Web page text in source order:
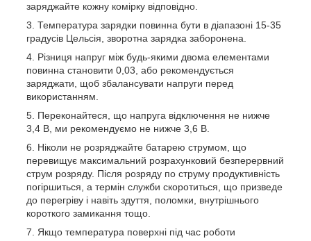
заряджайте кожну комірку відповідно.
Температура зарядки повинна бути в діапазоні 15-35
градусів Цельсія, зворотна зарядка заборонена.
Різниця напруг між будь-якими двома елементами
повинна становити 0,03, або рекомендується
заряджати, щоб збалансувати напруги перед
використанням.
Переконайтеся, що напруга відключення не нижче
3,4 В, ми рекомендуємо не нижче 3,6 В.
Ніколи не розряджайте батарею струмом, що
перевищує максимальний розрахунковий безперервний
струм розряду. Після розряду по струму продуктивність
погіршиться, а термін служби скоротиться, що призведе
до перегріву і навіть здуття, поломки, внутрішнього
короткого замикання тощо.
Якщо температура поверхні під час роботи